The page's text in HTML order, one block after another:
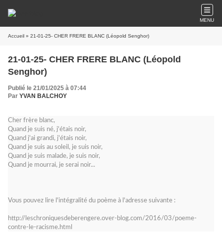
MENU
Accueil » 21-01-25- CHER FRERE BLANC (Léopold Senghor)
21-01-25- CHER FRERE BLANC (Léopold
Senghor)
Publié le 21/01/2025 à 07:44
Par YVAN BALCHOY
Cher frère blanc,
Quand je suis né, j'étais noir,
Quand j'ai grandi, j'étais noir,
Quand je suis au soleil, je suis noir,
Quand je suis malade, je suis noir,
Quand je mourrai, je serai noir...
Vous pouvez lire l'intégralité du poème à l'adresse suivante :
http://leschroniquesdeberengere.over-blog.com/2016/03/poeme-
contre-le-racisme.html